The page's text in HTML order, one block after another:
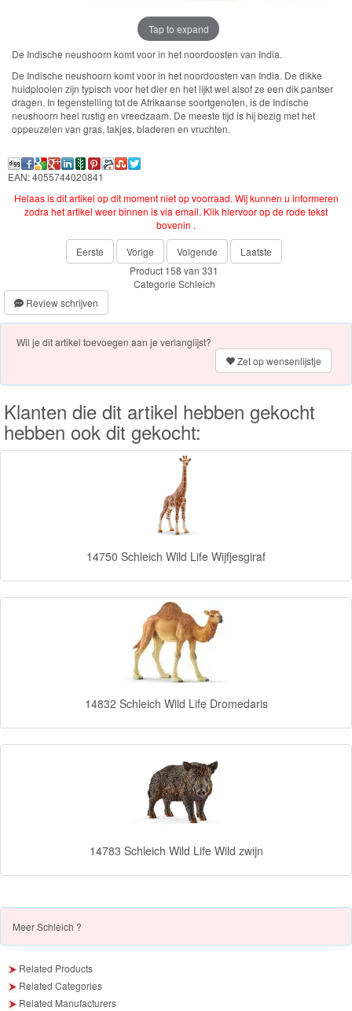
artikelen
2022
Enchantimals
Shimmer
&
Shine
PJ
Masks
Mario
Frozen
Magische
Eenhoorn
Avengers
Spiderman
Disney
princess
Angry
Birds
Batman
Tap to expand
De Indische neushoorn komt voor in het noordoosten van India.
De Indische neushoorn komt voor in het noordoosten van India. De dikke
huidplooien zijn typisch voor het dier en het lijkt wel alsof ze een dik pantser
dragen. In tegenstelling tot de Afrikaanse soortgenoten, is de Indische
neushoorn heel rustig en vreedzaam. De meeste tijd is hij bezig met het
oppeuzelen van gras, takjes, bladeren en vruchten.
EAN: 4055744020841
Helaas is dit artikel op dit moment niet op voorraad. Wij kunnen u informeren
zodra het artikel weer binnen is via email. Klik hiervoor op de rode tekst
bovenin .
Eerste
Vorige Volgende
Laatste
Product 158 van 331
Categorie Schleich
Review schrijven
Wil je dit artikel toevoegen aan je verlanglijst?
Zet op wensenlijstje
Klanten die dit artikel hebben gekocht
hebben ook dit gekocht:
14750 Schleich Wild Life Wijfjesgiraf
14832 Schleich Wild Life Dromedaris
14783 Schleich Wild Life Wild zwijn
MeerSchleich ?
Related Products
Related Categories
Related Manufacturers